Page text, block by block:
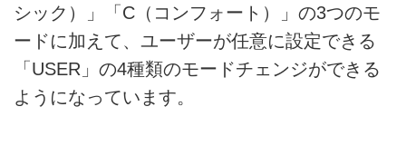
シック）」「C（コンフォート）」の3つのモ
ードに加えて、ユーザーが任意に設定できる
「USER」の4種類のモードチェンジができる
ようになっています。